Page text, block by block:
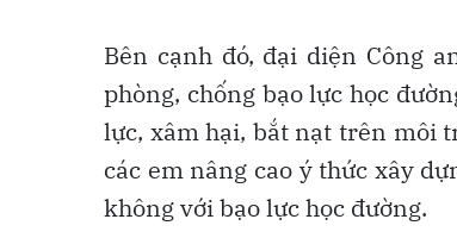
Bên cạnh đó, đại diện Công
phòng, chống bạo lực học
lực, xâm hại, bắt nạt trên môi
các em nâng cao ý thức xây
không với bạo lực học đường.